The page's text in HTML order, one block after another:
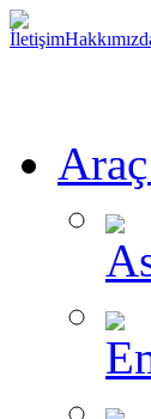
İletişim